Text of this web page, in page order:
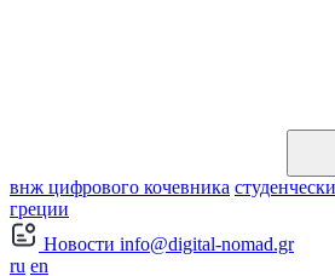
внж цифрового кочевника
греции
Новости info@digital-nomad.gr
ru en